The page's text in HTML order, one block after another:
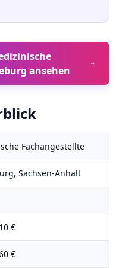
ansehen
Fachangestellte
, Sachsen-Anhalt
€
€